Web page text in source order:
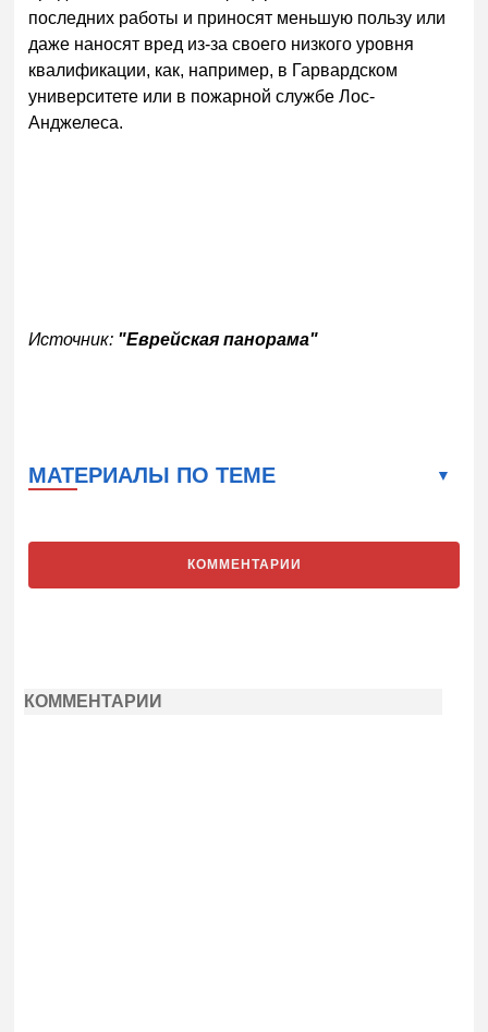
последних работы и приносят меньшую пользу или
даже наносят вред из-за своего низкого уровня
квалификации, как, например, в Гарвардском
университете или в пожарной службе Лос-
Анджелеса.
Источник: "Еврейская панорама"
МАТЕРИАЛЫ ПО ТЕМЕ
КОММЕНТАРИИ
КОММЕНТАРИИ